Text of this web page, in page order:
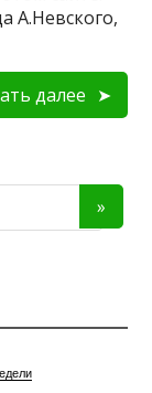
А.Невского,
далее